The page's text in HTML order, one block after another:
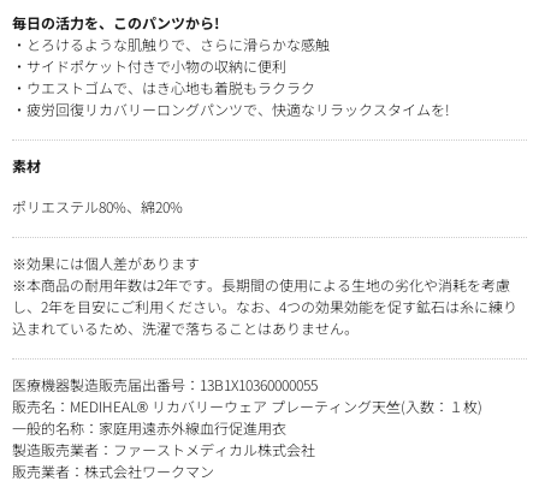
毎日の活力を、このパンツから!
・とろけるような肌触りで、さらに滑らかな感触
・サイドポケット付きで小物の収納に便利
・ウエストゴムで、はき心地も着脱もラクラク
・疲労回復リカバリーロングパンツで、快適なリラックスタイムを!
素材
ポリエステル80%、綿20%
※効果には個人差があります
※本商品の耐用年数は2年です。長期間の使用による生地の劣化や消耗を考慮
し、2年を目安にご利用ください。なお、4つの効果効能を促す鉱石は糸に練り
込まれているため、洗濯で落ちることはありません。
医療機器製造販売届出番号：13B1X10360000055
販売名：MEDIHEAL® リカバリーウェア プレーティング天竺(入数：１枚)
一般的名称：家庭用遠赤外線血行促進用衣
製造販売業者：ファーストメディカル株式会社
販売業者：株式会社ワークマン